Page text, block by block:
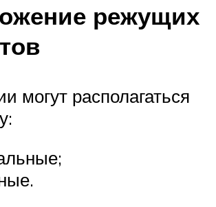
режущих
могут располагаться